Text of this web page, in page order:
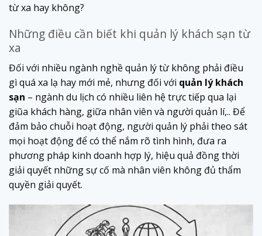
từ xa hay không?
Những điều cần biết khi quản lý khách sạn từ
xa
Đối với nhiều ngành nghề quản lý từ không phải điều
gì quá xa lạ hay mới mẻ, nhưng đối với quản lý khách
sạn – ngành du lịch có nhiều liên hệ trực tiếp qua lại
giũa khách hàng, giữa nhân viên và người quản lí,.. Để
đảm bảo chuỗi hoạt động, người quản lý phải theo sát
mọi hoạt động để có thể nắm rõ tình hình, đưa ra
phương pháp kinh doanh hợp lý, hiệu quả đồng thời
giải quyết những sự cố mà nhân viên không đủ thẩm
quyền giải quyết.